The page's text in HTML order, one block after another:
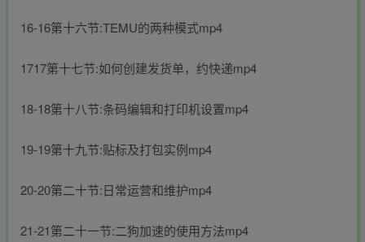
16-16第十六节:TEMU的两种模式mp4
1717第十七节:如何创建发货单，约快递mp4
18-18第十八节:条码编辑和打印机设置mp4
19-19第十九节:贴标及打包实例mp4
20-20第二十节:日常运营和维护mp4
21-21第二十一节:二狗加速的使用方法mp4